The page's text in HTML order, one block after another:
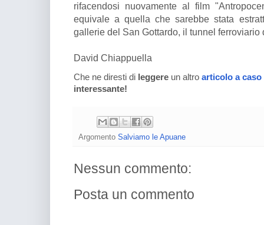
rifacendosi nuovamente al film
equivale a quella che sarebbe stata
gallerie del San Gottardo, il tunnel
David Chiappuella
Che ne diresti di leggere un altro articolo a caso
interessante!
Argomento Salviamo le Apuane
Nessun commento:
Posta un commento